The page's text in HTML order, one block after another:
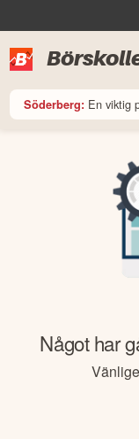
Söderberg: En viktig
Något har